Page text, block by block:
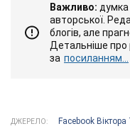
Важливо: думка
авторської.
блогів, але
Детальніше про
за посиланням...
ДЖЕРЕЛО: Facebook Віктора